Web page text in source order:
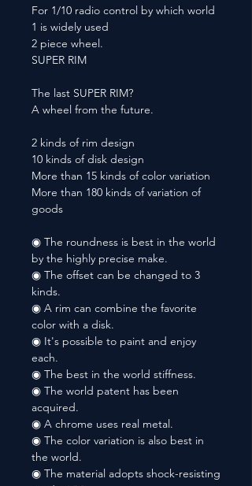
For 1/10 radio control by which world
1 is widely used
2 piece wheel.
SUPER RIM
The last SUPER RIM?
A wheel from the future.
2 kinds of rim design
10 kinds of disk design
More than 15 kinds of color variation
More than 180 kinds of variation of
goods
◉ The roundness is best in the world
by the highly precise make.
◉ The offset can be changed to 3
kinds.
◉ A rim can combine the favorite
color with a disk.
◉ It's possible to paint and enjoy
each.
◉ The best in the world stiffness.
◉ The world patent has been
acquired.
◉ A chrome uses real metal.
◉ The color variation is also best in
the world.
◉ The material adopts shock-resisting